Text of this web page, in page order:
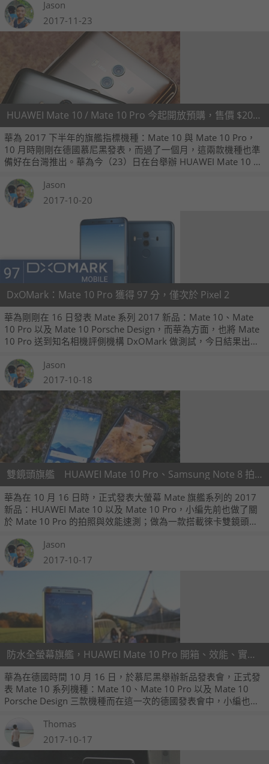
角度出發，分享透過 Mate 10 Pro 這款 2017 下半年旗艦級智慧
型手機的拍照心得。
Jason
2017-11-23
HUAWEI Mate 10 / Mate 10 Pro 今起開放預購，售價 $20,900 起
華為 2017 下半年的旗艦指標機種：Mate 10 與 Mate 10 Pro，
10 月時剛剛在德國慕尼黑發表，而過了一個月，這兩款機種也準
備好在台灣推出。華為今（23）日在台舉辦 HUAWEI Mate 10 與
上市，建議售價分別為 20,900 元（Mate 10）與 26,900 元
（Mate 10 Pro），12 月 1 日起將於特定系統業者門市上市。
Jason
2017-10-20
DxOMark：Mate 10 Pro 獲得 97 分，僅次於 Pixel 2
華為剛剛在 16 日發表 Mate 系列 2017 新品：Mate 10、Mate
10 Pro 以及 Mate 10 Porsche Design，而華為方面，也將 Mate
10 Pro 送到知名相機評側機構 DxOMark 做測試，今日結果出
分為 97 分，只比 Google Pixel 2 的 98 分要少一分，拿下智慧手
機的榜眼，也贏過同分的蘋果 iPhone 8 Plus、三星 Note 8 達四
分之多。
Jason
2017-10-18
雙鏡頭旗艦 HUAWEI Mate 10 Pro、Samsung Note 8 拍照對比
華為在 10 月 16 日時，正式發表大螢幕 Mate 旗艦系列的 2017
新品：HUAWEI Mate 10 以及 Mate 10 Pro，小編先前也做了關
於 Mate 10 Pro 的拍照與效能速測；做為一款搭載徠卡雙鏡頭的
今天空閒的時間，在慕尼黑市內到處走走，拍攝許多照片；另外
小編也帶了三星 Note 8，這篇文章中就來對比一下二機的拍照實
力。
Jason
2017-10-17
防水全螢幕旗艦，HUAWEI Mate 10 Pro 開箱、效能、實拍速測
華為在德國時間 10 月 16 日，於慕尼黑舉辦新品發表會，正式發
表 Mate 10 系列機種：Mate 10、Mate 10 Pro 以及 Mate 10
Porsche Design 三款機種而在這一次的德國發表會中，小編也拿
功能，同時也開箱一下，對它感興趣的朋友可不能錯過了。
Thomas
2017-10-17